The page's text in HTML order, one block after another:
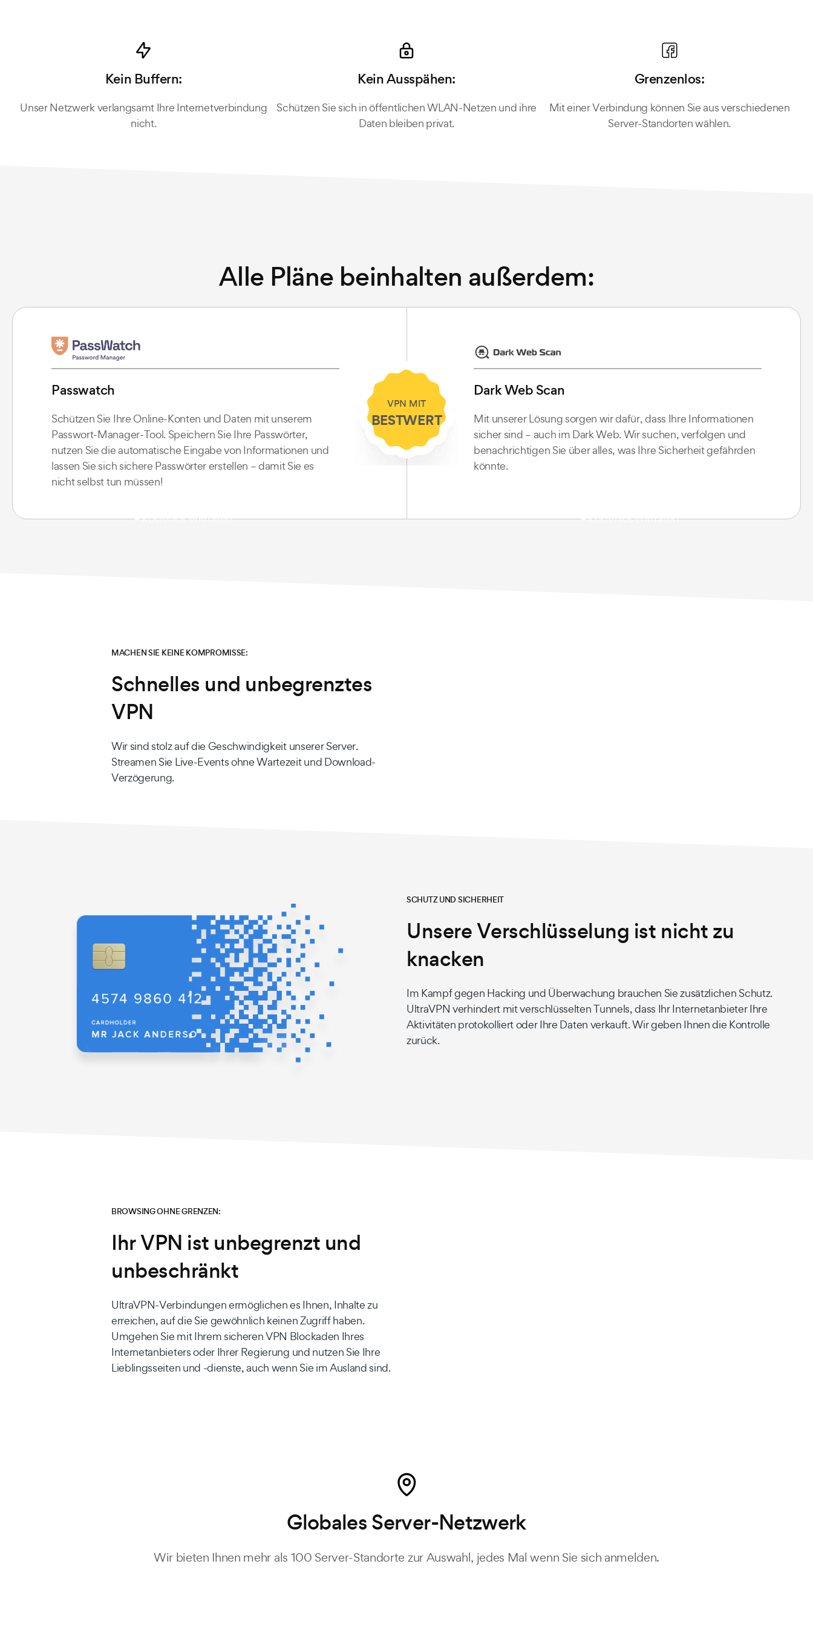
Kein Buffern:
Unser Netzwerk verlangsamt Ihre Internetverbindung
nicht.
Kein Ausspähen:
Schützen Sie sich in öffentlichen WLAN-Netzen und ihre
Daten bleiben privat.
Grenzenlos:
Mit einer Verbindung können Sie aus verschiedenen
Server-Standorten wählen.
Alle Pläne beinhalten außerdem:
Passwatch
Schützen Sie Ihre Online-Konten und Daten mit unserem
Passwort-Manager-Tool. Speichern Sie Ihre Passwörter,
nutzen Sie die automatische Eingabe von Informationen und
lassen Sie sich sichere Passwörter erstellen – damit Sie es
nicht selbst tun müssen!
+ Kostenlos enthalten
VPN MIT
BESTWERT
Dark Web Scan
Mit unserer Lösung sorgen wir dafür, dass Ihre Informationen
sicher sind – auch im Dark Web. Wir suchen, verfolgen und
benachrichtigen Sie über alles, was Ihre Sicherheit gefährden
könnte.
+ Kostenlos enthalten
MACHEN SIE KEINE KOMPROMISSE:
Schnelles und unbegrenztes
VPN
Wir sind stolz auf die Geschwindigkeit unserer Server.
Streamen Sie Live-Events ohne Wartezeit und Download-
Verzögerung.
SCHUTZ UND SICHERHEIT
Unsere Verschlüsselung ist nicht zu
knacken
Im Kampf gegen Hacking und Überwachung brauchen Sie zusätzlichen Schutz.
UltraVPN verhindert mit verschlüsselten Tunnels, dass Ihr Internetanbieter Ihre
Aktivitäten protokolliert oder Ihre Daten verkauft. Wir geben Ihnen die Kontrolle
zurück.
BROWSING OHNE GRENZEN:
Ihr VPN ist unbegrenzt und
unbeschränkt
UltraVPN-Verbindungen ermöglichen es Ihnen, Inhalte zu
erreichen, auf die Sie gewöhnlich keinen Zugriff haben.
Umgehen Sie mit Ihrem sicheren VPN Blockaden Ihres
Internetanbieters oder Ihrer Regierung und nutzen Sie Ihre
Lieblingsseiten und -dienste, auch wenn Sie im Ausland sind.
Globales Server-Netzwerk
Wir bieten Ihnen mehr als 100 Server-Standorte zur Auswahl, jedes Mal wenn Sie sich anmelden.